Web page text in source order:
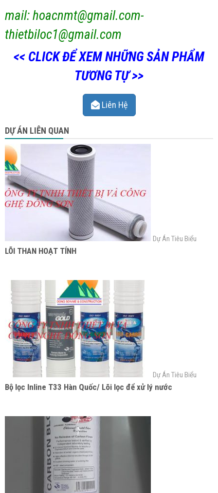
mail: hoacnmt@gmail.com-
thietbiloc1@gmail.com
<< CLICK ĐỂ XEM NHỮNG SẢN PHẨM
TƯƠNG TỰ >>
Liên Hệ
DỰ ÁN LIÊN QUAN
Dự Án Tiêu Biểu
LÕI THAN HOẠT TÍNH
Dự Án Tiêu Biểu
Bộ lọc Inline T33 Hàn Quốc/ Lõi lọc để xử lý nước